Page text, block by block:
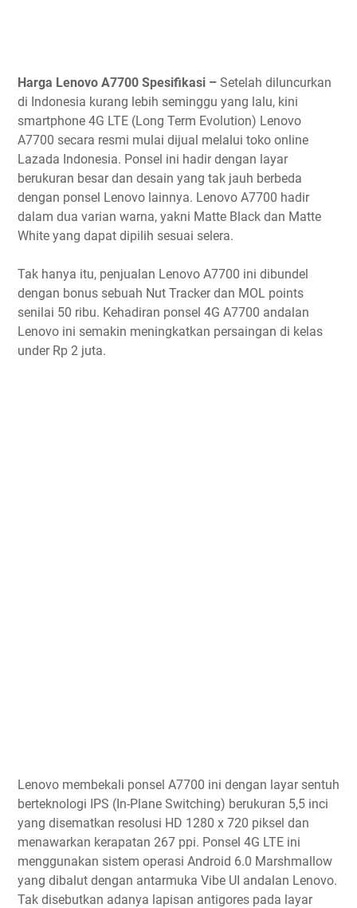
Harga Lenovo A7700 Spesifikasi – Setelah diluncurkan
di Indonesia kurang lebih seminggu yang lalu, kini
smartphone 4G LTE (Long Term Evolution) Lenovo
A7700 secara resmi mulai dijual melalui toko online
Lazada Indonesia. Ponsel ini hadir dengan layar
berukuran besar dan desain yang tak jauh berbeda
dengan ponsel Lenovo lainnya. Lenovo A7700 hadir
dalam dua varian warna, yakni Matte Black dan Matte
White yang dapat dipilih sesuai selera.
Tak hanya itu, penjualan Lenovo A7700 ini dibundel
dengan bonus sebuah Nut Tracker dan MOL points
senilai 50 ribu. Kehadiran ponsel 4G A7700 andalan
Lenovo ini semakin meningkatkan persaingan di kelas
under Rp 2 juta.
Lenovo membekali ponsel A7700 ini dengan layar sentuh
berteknologi IPS (In-Plane Switching) berukuran 5,5 inci
yang disematkan resolusi HD 1280 x 720 piksel dan
menawarkan kerapatan 267 ppi. Ponsel 4G LTE ini
menggunakan sistem operasi Android 6.0 Marshmallow
yang dibalut dengan antarmuka Vibe UI andalan Lenovo.
Tak disebutkan adanya lapisan antigores pada layar